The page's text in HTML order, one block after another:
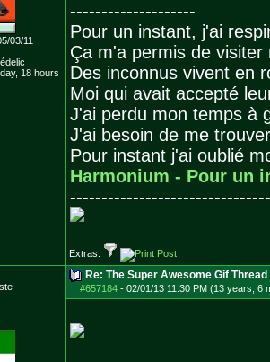
03/11
18 hours
--------------------
Pour un instant, j'ai
Ça m'a permis de visiter
Des inconnus vivent en
Moi qui avait accepté
J'ai perdu mon temps à
J'ai besoin de me
Pour instant j'ai oublié
Harmonium - Pour un
--------------------------------
Extras:
Re: The Super Awesome Gif Thread
#657184- 02/01/13 11:30 PM (13 years, 6